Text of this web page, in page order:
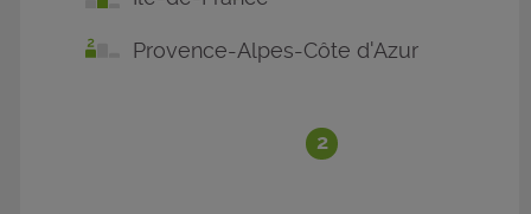
2
Provence-Alpes-Côte d'Azur